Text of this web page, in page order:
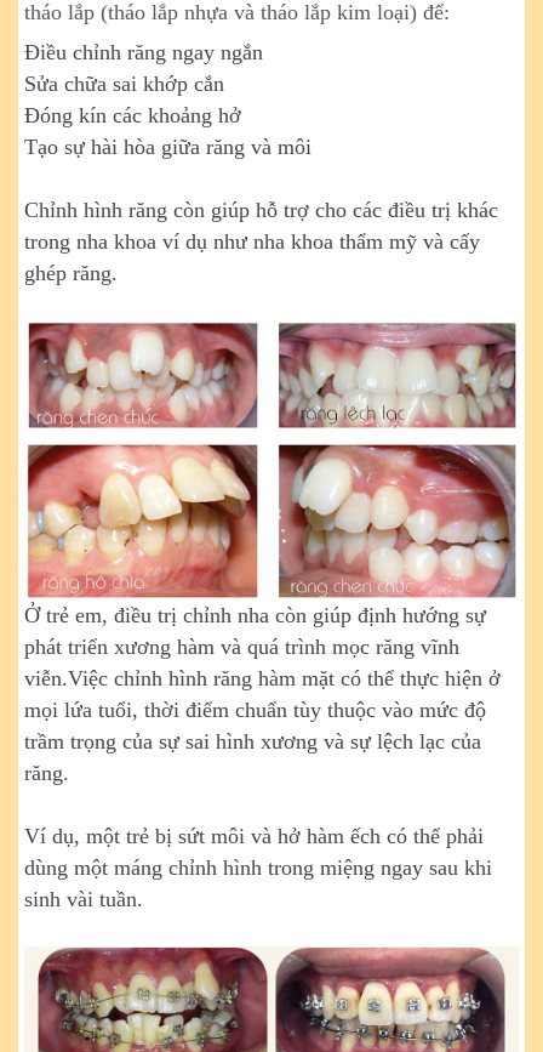
tháo lắp (tháo lắp nhựa và tháo lắp kim loại) để:
Điều chỉnh răng ngay ngắn
Sửa chữa sai khớp cắn
Đóng kín các khoảng hở
Tạo sự hài hòa giữa răng và môi
Chỉnh hình răng còn giúp hỗ trợ cho các điều trị khác
trong nha khoa ví dụ như nha khoa thẩm mỹ và cấy
ghép răng.
Ở trẻ em, điều trị chỉnh nha còn giúp định hướng sự
phát triển xương hàm và quá trình mọc răng vĩnh
viễn.Việc chỉnh hình răng hàm mặt có thể thực hiện ở
mọi lứa tuổi, thời điểm chuẩn tùy thuộc vào mức độ
trầm trọng của sự sai hình xương và sự lệch lạc của
răng.
Ví dụ, một trẻ bị sứt môi và hở hàm ếch có thể phải
dùng một máng chỉnh hình trong miệng ngay sau khi
sinh vài tuần.